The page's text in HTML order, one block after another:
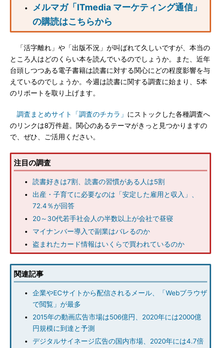
メルマガ「ITmedia マーケティング通信」
の購読はこちらから
「活字離れ」や「出版不況」が叫ばれて久しいですが、本当の
ところ人はどのくらい本を読んでいるのでしょうか。また、近年
台頭しつつある電子書籍は読書に対する関心にどの程度影響を与
えているのでしょうか。今週は読書に関する調査に始まり、5本
のリポートを取り上げます。
調査まとめサイト「調査のチカラ」 にストックした各種調査へ
のリンクは8万件超。関心のあるテーマがきっと見つかりますの
で、ぜひ、ご活用ください。
注目の調査
読書好きは7割、読書の習慣がある人は5割
出産・子育てに必要なのは「安定した雇用と収入」、
72.4％が回答
20～30代若手社会人の半数以上が会社で昼寝
マイナンバー導入で副業はバレるのか
盗まれたカード情報はいくらで買われているのか
関連記事
企業やECサイトから配信されるメール、「Webブラウザ
で閲覧」が最多
2015年の動画広告市場は506億円、2020年には2000億
円規模に到達と予測
デジタルサイネージ広告の国内市場、2020年には4.7倍